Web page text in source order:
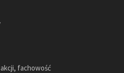
fachowość